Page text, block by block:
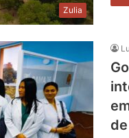
Zulia